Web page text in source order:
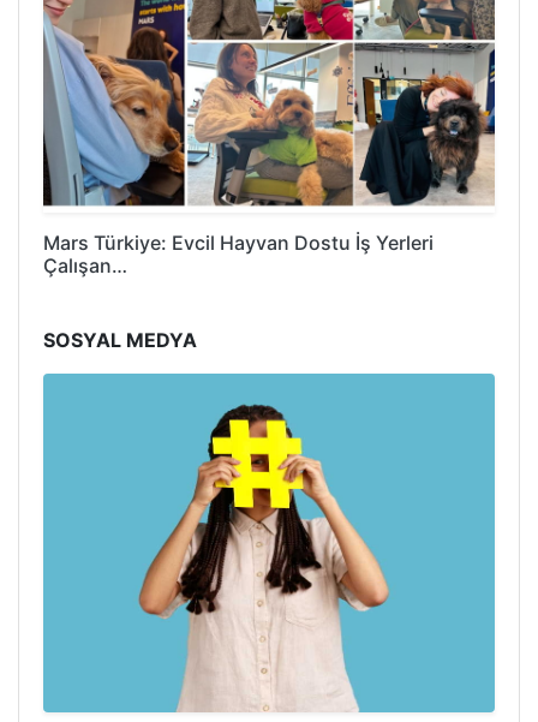
Mars Türkiye: Evcil Hayvan Dostu İş Yerleri
Çalışan…
SOSYAL MEDYA